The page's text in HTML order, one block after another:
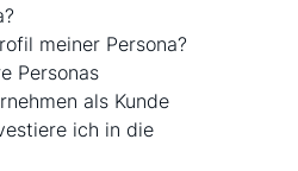
meiner Persona?
Personas
als Kunde
ich in die